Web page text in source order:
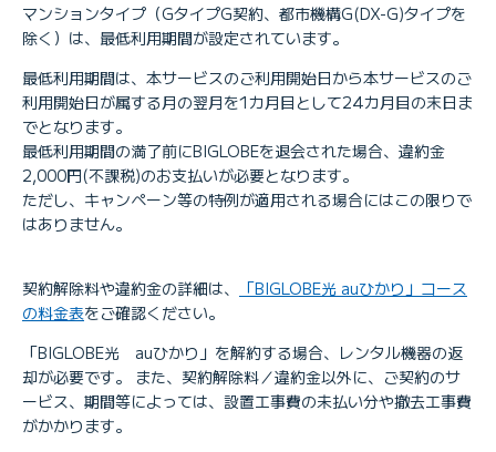
マンションタイプ（GタイプG契約、都市機構G(DX-G)タイプを
除く）は、最低利用期間が設定されています。
最低利用期間は、本サービスのご利用開始日から本サービスのご
利用開始日が属する月の翌月を1カ月目として24カ月目の末日ま
でとなります。
最低利用期間の満了前にBIGLOBEを退会された場合、違約金
2,000円(不課税)のお支払いが必要となります。
ただし、キャンペーン等の特例が適用される場合にはこの限りで
はありません。
契約解除料や違約金の詳細は、
「BIGLOBE光 auひかり」コース
の料金表をご確認ください。
「BIGLOBE光 auひかり」を解約する場合、レンタル機器の返
却が必要です。 また、契約解除料／違約金以外に、ご契約のサ
ービス、期間等によっては、設置工事費の未払い分や撤去工事費
がかかります。